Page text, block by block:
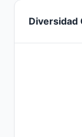
Diversidad